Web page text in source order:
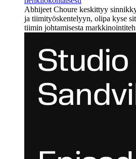
Abhijeet Choure keskittyy
ja tiimityöskentelyyn, olipa kyse
tiimin johtamisesta